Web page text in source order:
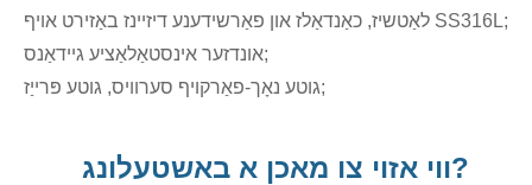
לאַטשיז, כאַנדאַלז און פאַרשידענע דיזיינז באַזירט אויף SS316L;
אונדזער אינסטאַלאַציע גיידאַנס;
גוטע נאָך-פאַרקויף סערוויס, גוטע פּרייַז;
ווי אזוי צו מאכן א באשטעלונג?